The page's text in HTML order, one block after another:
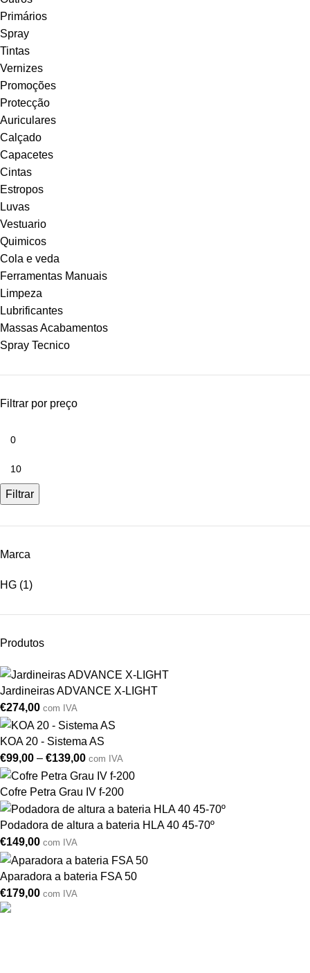
Primários
Spray
Tintas
Vernizes
Promoções
Protecção
Auriculares
Calçado
Capacetes
Cintas
Estropos
Luvas
Vestuario
Quimicos
Cola e veda
Ferramentas Manuais
Limpeza
Lubrificantes
Massas Acabamentos
Spray Tecnico
Filtrar por preço
Filtrar
Marca
HG (1)
Produtos
Jardineiras ADVANCE X-LIGHT
€274,00 com IVA
KOA 20 - Sistema AS
€99,00 – €139,00 com IVA
Cofre Petra Grau IV f-200
Podadora de altura a bateria HLA 40 45-70º
€149,00 com IVA
Aparadora a bateria FSA 50
€179,00 com IVA